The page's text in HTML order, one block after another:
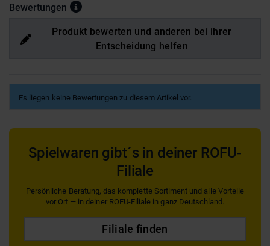
Bewertungen
Produkt bewerten und anderen bei ihrer
Entscheidung helfen
Es liegen keine Bewertungen zu diesem Artikel vor.
Spielwaren gibt´s in deiner ROFU-
Filiale
Persönliche Beratung, das komplette Sortiment und alle Vorteile
vor Ort — in deiner ROFU-Filiale in ganz Deutschland.
Filiale finden